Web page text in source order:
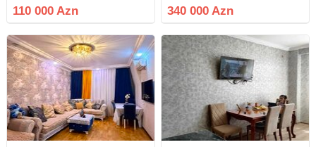
55 kv.m.olan kupçalı, ipotekaya
yararlı, super təmirli, əşyalı, dosta,
110 000 Azn
yaxsi Proyekti var.Binanin gensi
heyeti ve Parkingi var.Butun
340 000 Azn